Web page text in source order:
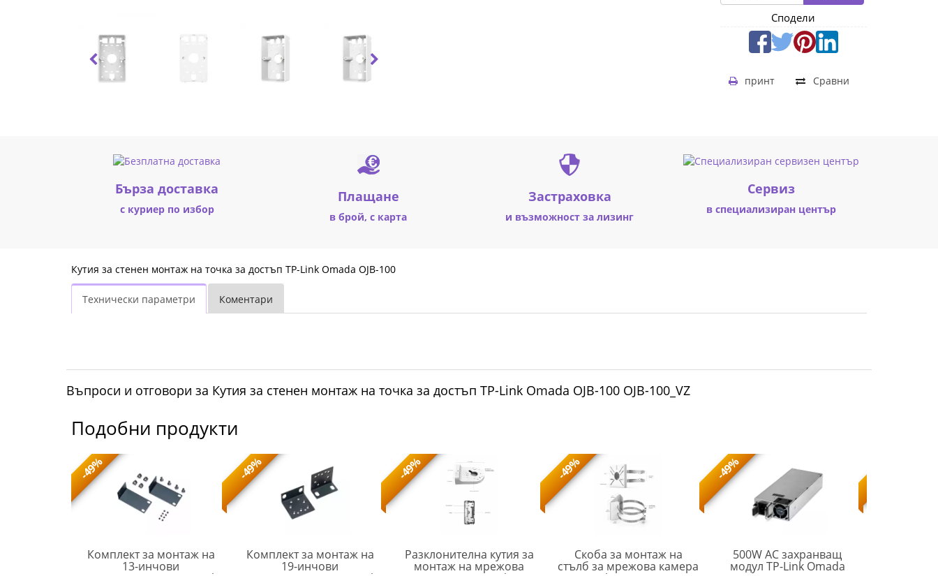
100
OJB-
100_VZ
Сподели
Сравни
принт
Бърза доставка
с куриер по избор
Плащане
в брой, с карта
Застраховка
и възможност за лизинг
Cервиз
в специализиран център
Кутия за стенен монтаж на точка за достъп TP-Link Omada OJB-100
Технически параметри Коментари
Въпроси и отговори за Кутия за стенен монтаж на точка за достъп TP-Link Omada OJB-100 OJB-100_VZ
Подобни продукти
-49%
Комплект за монтаж на
13-инчови
-49%
Комплект за монтаж на
19-инчови
-49%
Разклонителна кутия за
монтаж на мрежова
-49%
Скоба за монтаж на
стълб за мрежова камера
-49%
500W AC захранващ
модул TP-Link Omada